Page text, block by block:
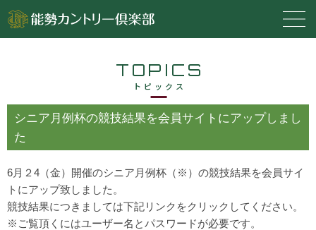
TOPICS
トピックス
シニア月例杯の競技結果を会員サイトにアップしまし
た
6月２4（金）開催のシニア月例杯（※）の競技結果を会員サイ
トにアップ致しました。
競技結果につきましては下記リンクをクリックしてください。
※ご覧頂くにはユーザー名とパスワードが必要です。